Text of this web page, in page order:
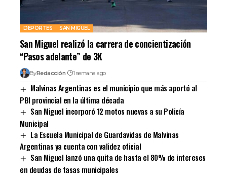
DEPORTES SAN MIGUEL
San Miguel realizó la carrera de concientización
“Pasos adelante” de 3K
ByRedacción 1 semana ago
Malvinas Argentinas es el municipio que más aportó al
PBI provincial en la última década
San Miguel incorporó 12 motos nuevas a su Policía
Municipal
La Escuela Municipal de Guardavidas de Malvinas
Argentinas ya cuenta con validez oficial
San Miguel lanzó una quita de hasta el 80% de intereses
en deudas de tasas municipales